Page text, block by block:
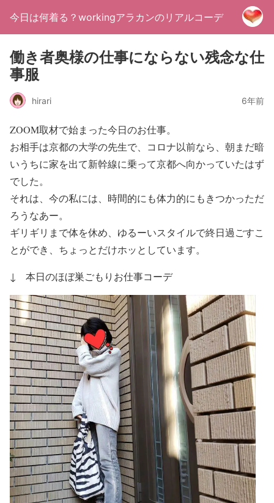
今日は何着る？workingアラカンのリアルコーデ
働き者奥様の仕事にならない残念な仕
事服
hirari 6年前
ZOOM取材で始まった今日のお仕事。
お相手は京都の大学の先生で、コロナ以前なら、朝まだ暗
いうちに家を出て新幹線に乗って京都へ向かっていたはず
でした。
それは、今の私には、時間的にも体力的にもきつかっただ
ろうなあー。
ギリギリまで体を休め、ゆるーいスタイルで終日過ごすこ
とができ、ちょっとだけホッとしています。
↓ 本日のほぼ巣ごもりお仕事コーデ